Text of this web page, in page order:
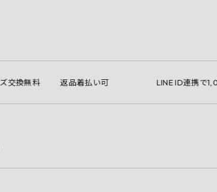
返品着払い可 LINE ID連携で1,000円クー